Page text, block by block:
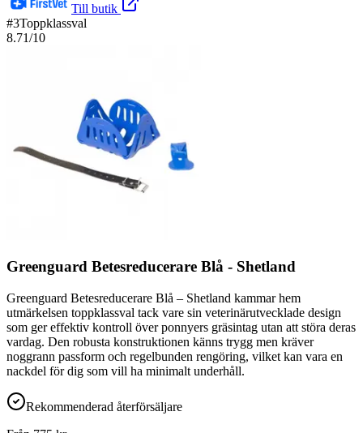
Till butik
#3Toppklassval
8.71/10
Greenguard Betesreducerare Blå - Shetland
Greenguard Betesreducerare Blå – Shetland kammar hem
utmärkelsen toppklassval tack vare sin veterinärutvecklade design
som ger effektiv kontroll över ponnyers gräsintag utan att störa deras
vardag. Den robusta konstruktionen känns trygg men kräver
noggrann passform och regelbunden rengöring, vilket kan vara en
nackdel för dig som vill ha minimalt underhåll.
Rekommenderad återförsäljare